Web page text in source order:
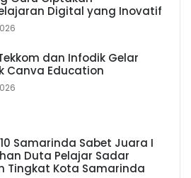
Digital yang Inovatif
dan Infodik Gelar
Canva Education
10 Samarinda Sabet Juara I
Duta Pelajar Sadar
Tingkat Kota Samarinda